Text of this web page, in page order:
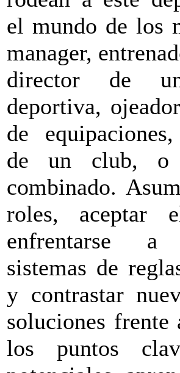
el mundo de los
manager,
director de
deportiva,
de
de un club, o
combinado.
roles, aceptar
enfrentarse a
sistemas de
y contrastar
soluciones frente
los puntos